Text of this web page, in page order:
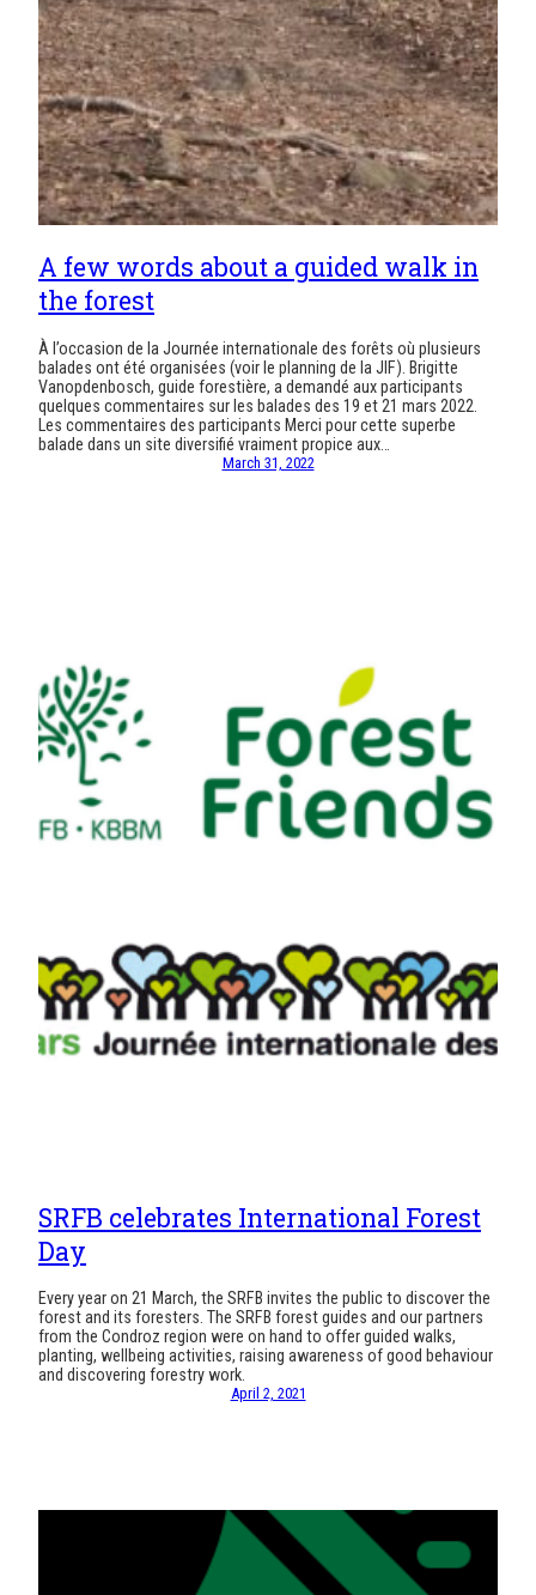
A few words about a guided walk in
the forest
À l’occasion de la Journée internationale des forêts où plusieurs
balades ont été organisées (voir le planning de la JIF). Brigitte
Vanopdenbosch, guide forestière, a demandé aux participants
quelques commentaires sur les balades des 19 et 21 mars 2022.
Les commentaires des participants Merci pour cette superbe
balade dans un site diversifié vraiment propice aux…
March 31, 2022
SRFB celebrates International Forest
Day
Every year on 21 March, the SRFB invites the public to discover the
forest and its foresters. The SRFB forest guides and our partners
from the Condroz region were on hand to offer guided walks,
planting, wellbeing activities, raising awareness of good behaviour
and discovering forestry work.
April 2, 2021